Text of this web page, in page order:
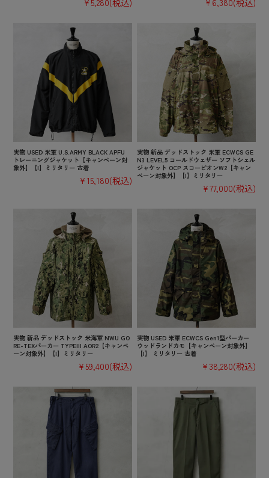
実物 USED 米軍 U.S.ARMY BLACK APFU
トレーニングジャケット【キャンペーン対
象外】【I】ミリタリー 古着
¥15,180(税込)
実物 新品 デッドストック 米軍 ECWCS GE
N3 LEVEL5 コールドウェザー ソフトシェル
ジャケット OCP スコーピオンW2【キャン
ペーン対象外】【I】ミリタリー
¥77,000(税込)
実物 新品 デッドストック 米海軍 NWU GO
RE-TEXパーカー TYPEIII AOR2【キャンペ
ーン対象外】【I】ミリタリー
¥59,400(税込)
実物 USED 米軍 ECWCS Gen1型パーカー
ウッドランドカモ【キャンペーン対象外】
【I】 ミリタリー 古着
¥38,280(税込)